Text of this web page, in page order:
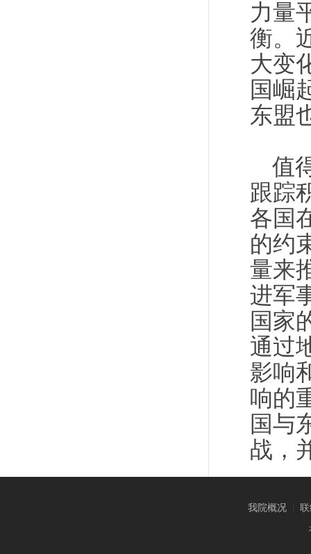
力量
衡。
大变
国崛
东盟
值
跟踪
各国
的约
量来
进军
国家
通过
影响
响的
国与
战，
我院概况